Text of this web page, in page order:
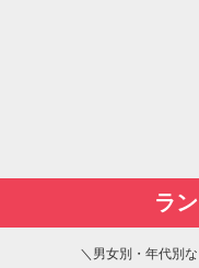
ラ
＼男女別・年代別